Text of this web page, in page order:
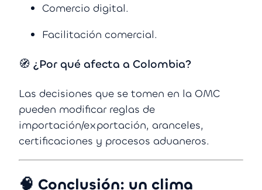
Comercio digital.
Facilitación comercial.
🧭 ¿Por qué afecta a Colombia?
Las decisiones que se tomen en la OMC
pueden modificar reglas de
importación/exportación, aranceles,
certificaciones y procesos aduaneros.
🧠 Conclusión: un clima